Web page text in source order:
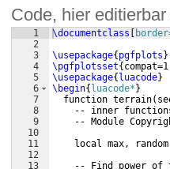
Code, hier
1
2
3
4
5
6
7
8
9
10
11
12
13
\documentclass
\usepackage{ pgfplots }
\pgfplotsset{
\usepackage{ luacode}
\begin{ luacode* }
  function terrain
(
-- inner
-- Module
local max,
-- Find power of